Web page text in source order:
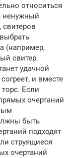
относиться
ненужный
свитеров
(например,
свитер.
удачной
и вместе
Если
очертаний
быть
подходят
струящиеся
очертаний